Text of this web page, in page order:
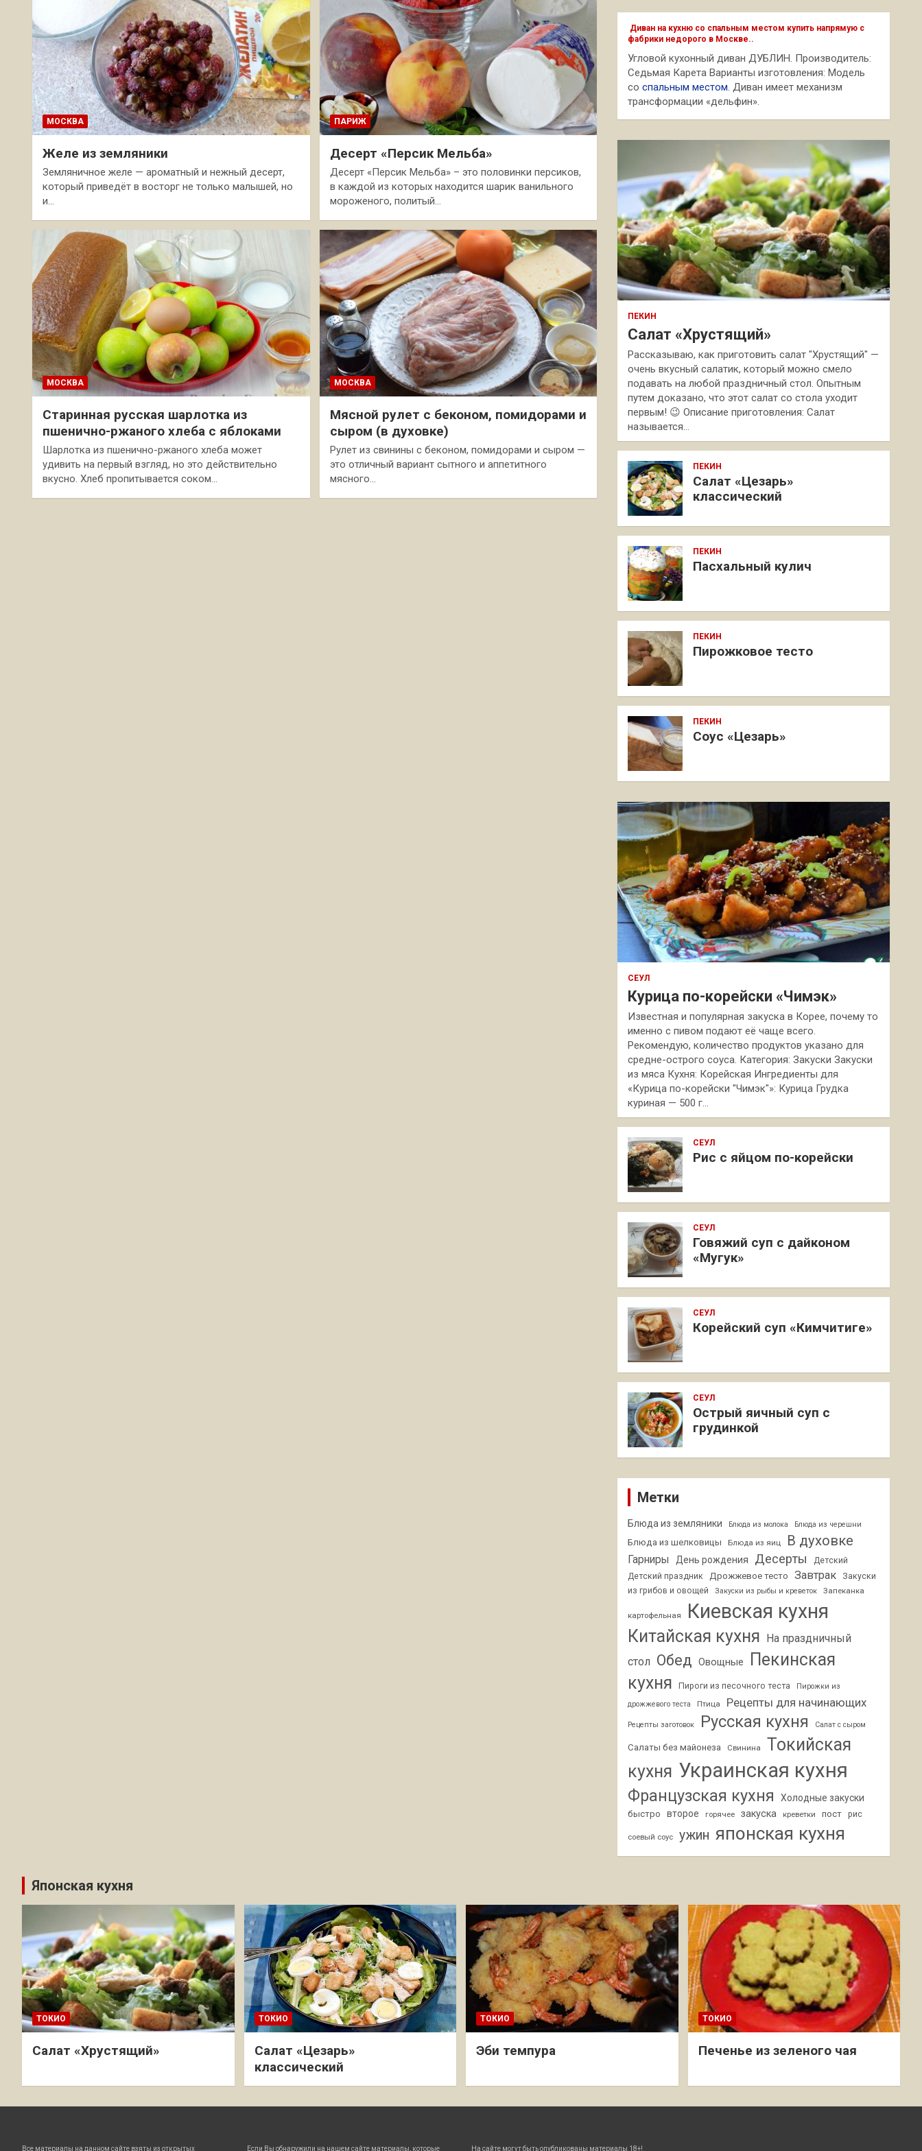
МОСКВА
Желе из земляники
Земляничное желе — ароматный и нежный десерт,
который приведёт в восторг не только малышей, но
и…
ПАРИЖ
Десерт «Персик Мельба»
Десерт «Персик Мельба» – это половинки персиков,
в каждой из которых находится шарик ванильного
мороженого, политый…
МОСКВА
Старинная русская шарлотка из
пшенично-ржаного хлеба с яблоками
Шарлотка из пшенично-ржаного хлеба может
удивить на первый взгляд, но это действительно
вкусно. Хлеб пропитывается соком…
МОСКВА
Мясной рулет с беконом, помидорами и
сыром (в духовке)
Рулет из свинины с беконом, помидорами и сыром —
это отличный вариант сытного и аппетитного
мясного…
к
Диван на кухню со спальным местом купить напрямую с
фабрики недорого в Москве..
Угловой кухонный диван ДУБЛИН. Производитель:
Седьмая Карета Варианты изготовления: Модель
соспальным местом. Диван имеет механизм
трансформации «дельфин».
ПЕКИН
Салат «Хрустящий»
Рассказываю, как приготовить салат "Хрустящий" —
очень вкусный салатик, который можно смело
подавать на любой праздничный стол. Опытным
путем доказано, что этот салат со стола уходит
первым! 😉 Описание приготовления: Салат
называется…
ПЕКИН
Салат «Цезарь»
классический
ПЕКИН
Пасхальный кулич
ПЕКИН
Пирожковое тесто
ПЕКИН
Соус «Цезарь»
СЕУЛ
Курица по-корейски «Чимэк»
Известная и популярная закуска в Корее, почему то
именно с пивом подают её чаще всего.
Рекомендую, количество продуктов указано для
средне-острого соуса. Категория: Закуски Закуски
из мяса Кухня: Корейская Ингредиенты для
«Курица по-корейски "Чимэк"»: Курица Грудка
куриная — 500 г…
СЕУЛ
Рис с яйцом по-корейски
СЕУЛ
Говяжий суп с дайконом
«Мугук»
СЕУЛ
Корейский суп «Кимчитиге»
СЕУЛ
Острый яичный суп с
грудинкой
Метки
Блюда из земляники Блюда из молока Блюда из черешни
Блюда из шелковицы Блюда из яиц В духовке
Гарниры День рождения Десерты
Детский
Детский праздник
Дрожжевое тесто Завтрак
Закуски
из грибов и овощей
Закуски из рыбы и креветок Запеканка
картофельная Киевская кухня
Китайская кухня На праздничный
стол Обед Овощные
Пекинская
кухня
Пироги из песочного теста
Пирожки из
дрожжевого теста
Птица Рецепты для начинающих
Рецепты заготовок Русская кухня Салат с сыром
Салаты без майонеза Свинина
Токийская
кухня Украинская кухня
Французская кухня Холодные закуски
быстро второе горячее закуска креветки пост рис
соевый соус ужин японская кухня
Японская кухня
ТОКИО
Салат «Хрустящий»
ТОКИО
Салат «Цезарь»
классический
ТОКИО
Эби темпура
ТОКИО
Печенье из зеленого чая
Все материалы на данном сайте взяты из открытых Если Вы обнаружили на нашем сайте материалы, которые На сайте могут быть опубликованы материалы 18+!